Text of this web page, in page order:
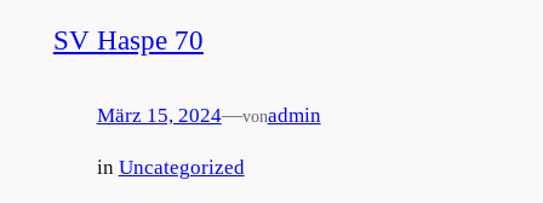
SV Haspe 70
März 15, 2024—vonadmin
in Uncategorized